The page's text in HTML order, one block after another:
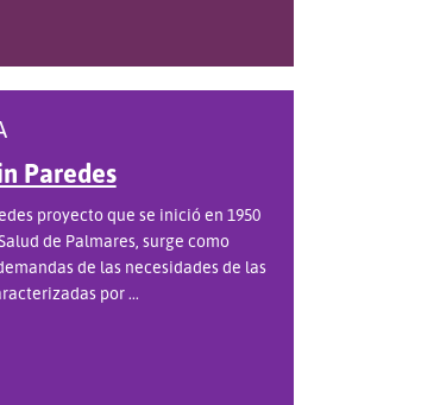
Paredes
proyecto que se inició en 1950
de Palmares, surge como
de las necesidades de las
por ...